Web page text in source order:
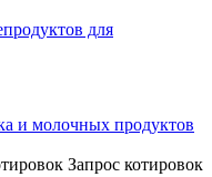
для
и молочных продуктов
Запрос котировок